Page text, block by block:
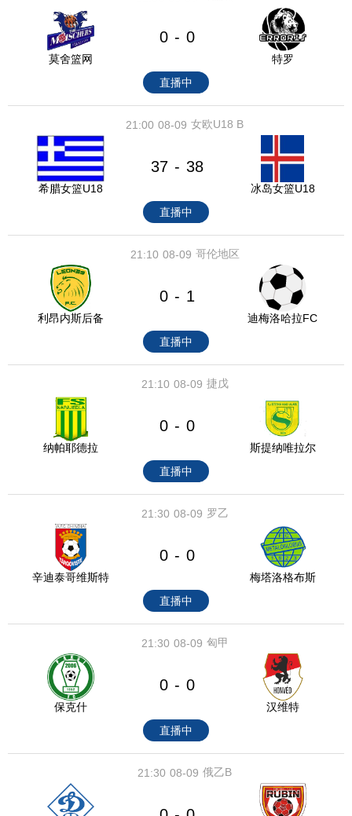
莫舍篮网
0 - 0
特罗
直播中
08-09
21:00 女欧U18 B
希腊女篮U18
37 - 38
冰岛女篮U18
直播中
08-09
21:10 哥伦地区
利昂内斯后备
0 - 1
迪梅洛哈拉FC
直播中
08-09
21:10 捷戊
纳帕耶德拉
0 - 0
斯提纳唯拉尔
直播中
08-09
21:30 罗乙
辛迪泰哥维斯特
0 - 0
梅塔洛格布斯
直播中
08-09
21:30 匈甲
保克什
0 - 0
汉维特
直播中
08-09
21:30 俄乙B